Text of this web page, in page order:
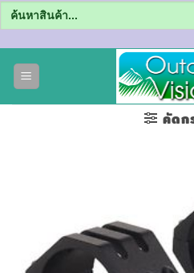
Search
for:
คัดก